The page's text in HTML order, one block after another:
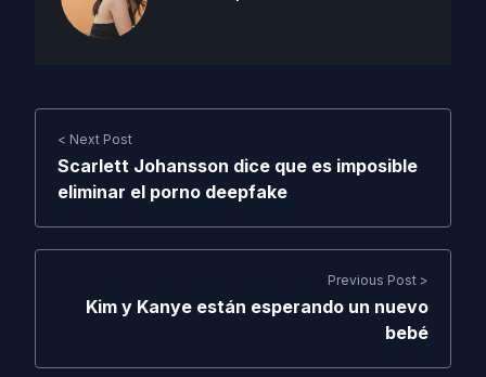
< Next Post
Scarlett Johansson dice que es imposible
eliminar el porno deepfake
Previous Post >
Kim y Kanye están esperando un nuevo
bebé